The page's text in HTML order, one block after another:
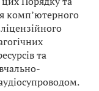
комп’ютерного
та